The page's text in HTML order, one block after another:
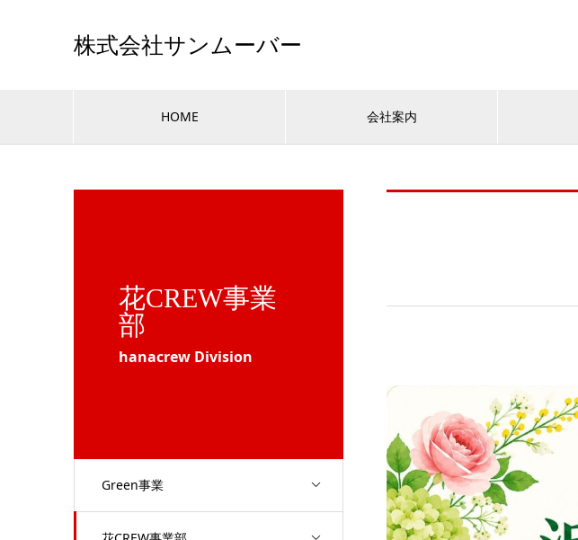
株式会社サンムーバー
HOME 会社案内
花CREW事業
部
hanacrew Division
Green事業